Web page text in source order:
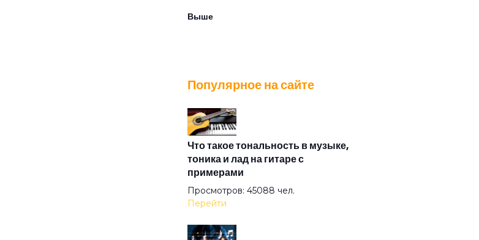
Выше
Дно2
Дом
Думай о море
Популярное на сайте
Что такое тональность в музыке,
тоника и лад на гитаре с
примерами
Просмотров: 45088 чел.
Перейти